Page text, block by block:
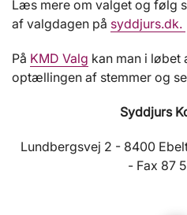
Læs mere om valget og følg
af valgdagen på syddjurs.dk.
På KMD Valg kan man i løbet
optællingen af stemmer og
Syddjurs
Lundbergsvej 2 - 8400
- Fax 87